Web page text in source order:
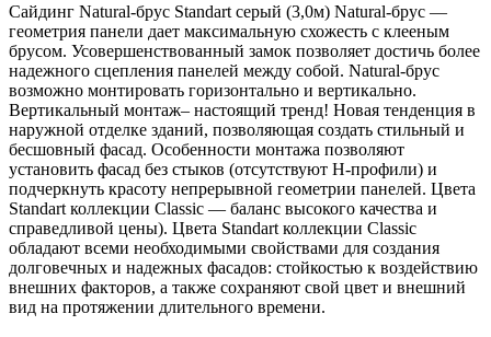
Сайдинг Natural-брус Standart серый (3,0м) Natural-брус —
геометрия панели дает максимальную схожесть с клееным
брусом. Усовершенствованный замок позволяет достичь более
надежного сцепления панелей между собой. Natural-брус
возможно монтировать горизонтально и вертикально.
Вертикальный монтаж– настоящий тренд! Новая тенденция в
наружной отделке зданий, позволяющая создать стильный и
бесшовный фасад. Особенности монтажа позволяют
установить фасад без стыков (отсутствуют H-профили) и
подчеркнуть красоту непрерывной геометрии панелей. Цвета
Standart коллекции Classic — баланс высокого качества и
справедливой цены). Цвета Standart коллекции Classic
обладают всеми необходимыми свойствами для создания
долговечных и надежных фасадов: стойкостью к воздействию
внешних факторов, а также сохраняют свой цвет и внешний
вид на протяжении длительного времени.